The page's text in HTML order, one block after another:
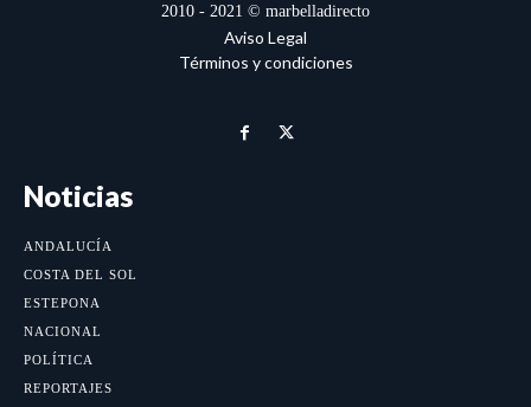
2010 - 2021 © marbelladirecto
Aviso Legal
Términos y condiciones
Noticias
ANDALUCÍA
COSTA DEL SOL
ESTEPONA
NACIONAL
POLÍTICA
REPORTAJES